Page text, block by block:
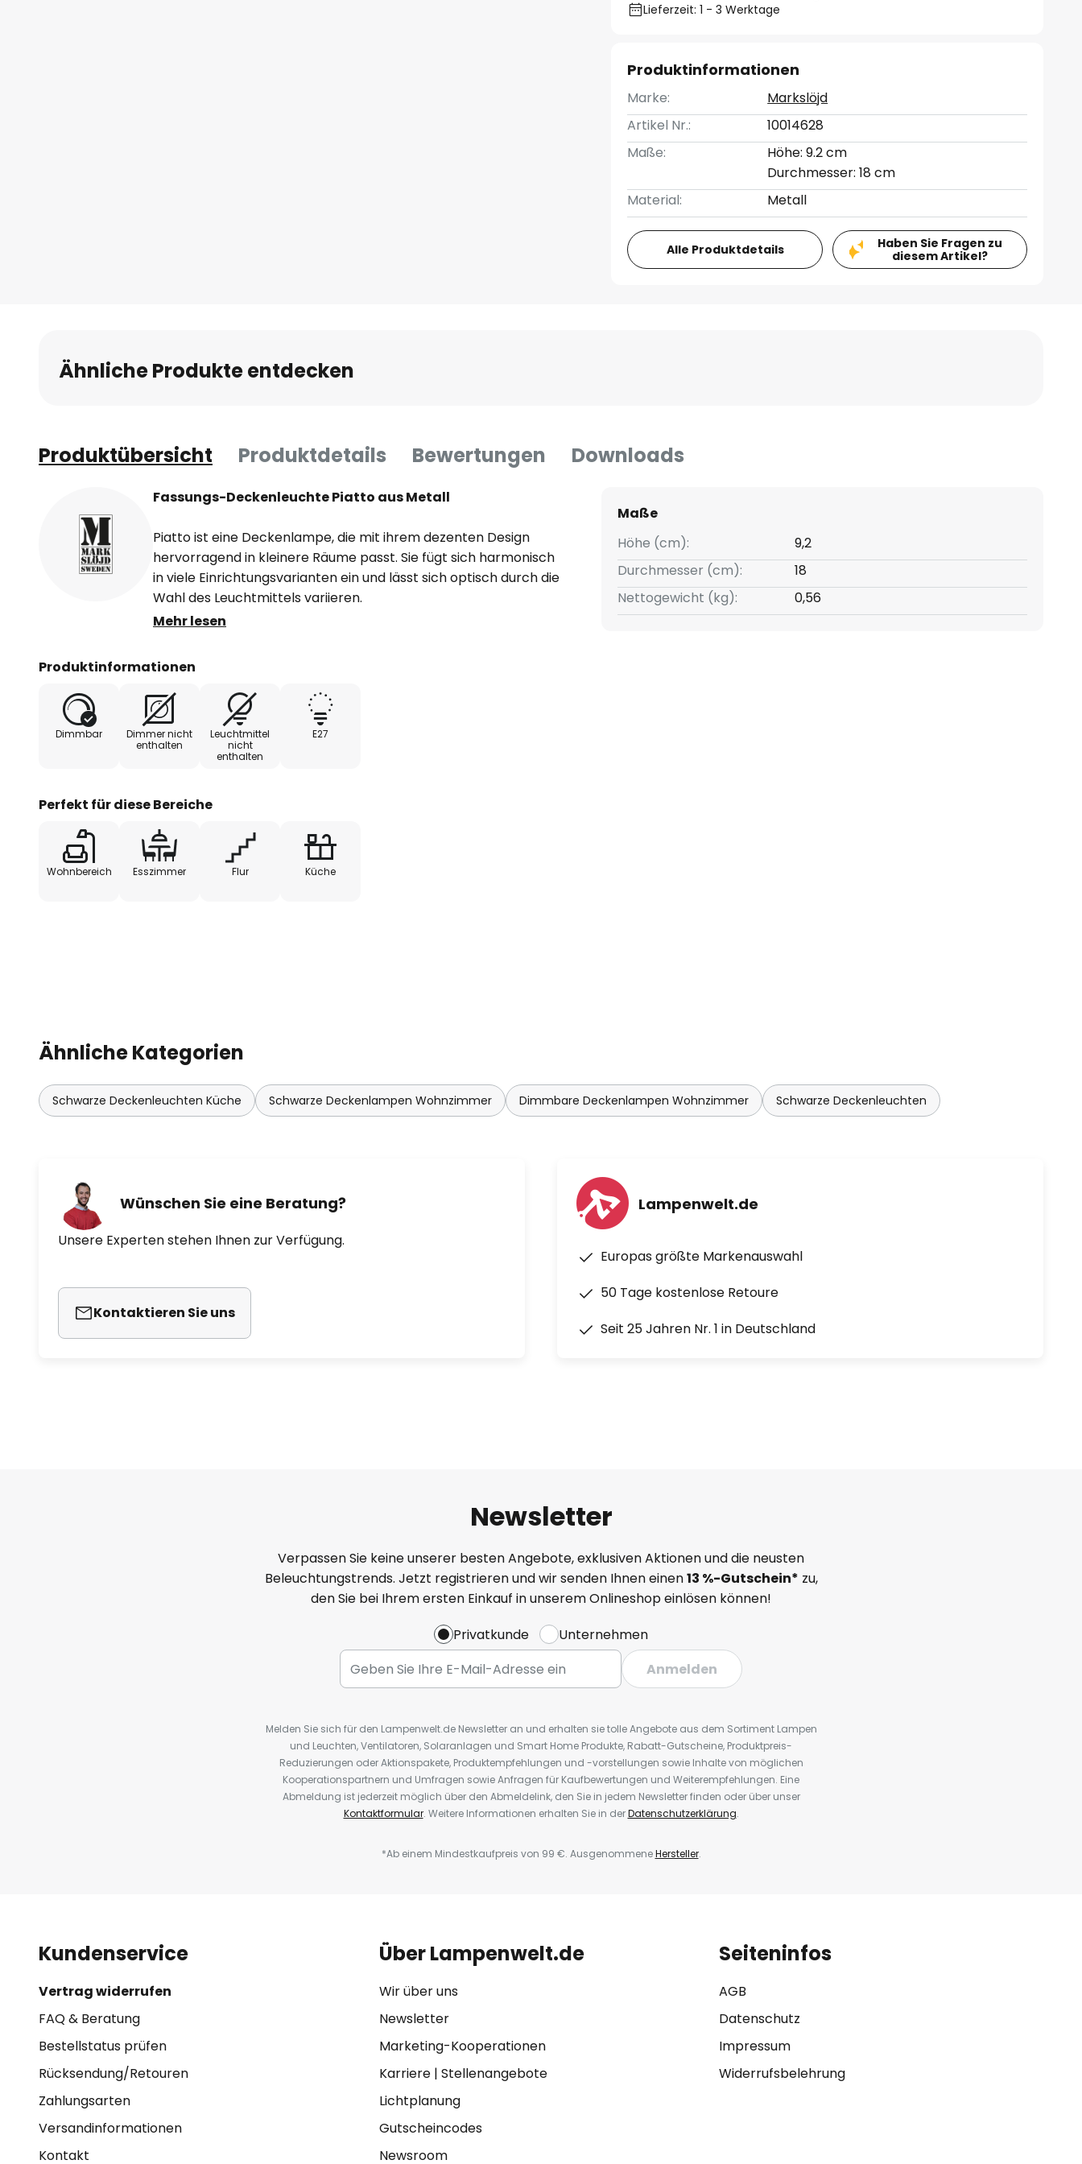
Lieferzeit: 1 - 3 Werktage
Produktinformationen
Marke:
Markslöjd
Artikel Nr.:
10014628
Maße:
Höhe: 9.2 cm
Durchmesser: 18 cm
Material:
Metall
Alle Produktdetails
Haben Sie Fragen zu
diesem Artikel?
Ähnliche Produkte entdecken
Produktübersicht Produktdetails Bewertungen Downloads
Fassungs-Deckenleuchte Piatto aus Metall
Piatto ist eine Deckenlampe, die mit ihrem dezenten Design
hervorragend in kleinere Räume passt. Sie fügt sich harmonisch
in viele Einrichtungsvarianten ein und lässt sich optisch durch die
Wahl des Leuchtmittels variieren.
Passende dekorative Leuchtmittel können über das Zubehör
Die Deckenleuchte Piatto sorgt für eine nach allen Seiten
Schlafzimmer sowie in der Diele oder im Flur.
Mehr lesen
Produktinformationen
Dimmbar
Dimmer nicht
enthalten
Leuchtmittel
nicht
enthalten
E27
Perfekt für diese Bereiche
Wohnbereich Esszimmer Flur Küche
Maße
Höhe (cm):
9,2
Durchmesser (cm):
18
Nettogewicht (kg):
0,56
Ähnliche Kategorien
Schwarze Deckenleuchten Küche Schwarze Deckenlampen Wohnzimmer Dimmbare Deckenlampen Wohnzimmer Schwarze Deckenleuchten
Wünschen Sie eine Beratung?
Unsere Experten stehen Ihnen zur Verfügung.
Kontaktieren Sie uns
Lampenwelt.de
Europas größte Markenauswahl
50 Tage kostenlose Retoure
Seit 25 Jahren Nr. 1 in Deutschland
Newsletter
Verpassen Sie keine unserer besten Angebote, exklusiven Aktionen und die neusten
Beleuchtungstrends. Jetzt registrieren und wir senden Ihnen einen13 %-Gutschein* zu,
den Sie bei Ihrem ersten Einkauf in unserem Onlineshop einlösen können!
Privatkunde
Unternehmen
Anmelden
Melden Sie sich für den Lampenwelt.de Newsletter an und erhalten sie tolle Angebote aus dem Sortiment Lampen
und Leuchten, Ventilatoren, Solaranlagen und Smart Home Produkte, Rabatt-Gutscheine, Produktpreis-
Reduzierungen oder Aktionspakete, Produktempfehlungen und -vorstellungen sowie Inhalte von möglichen
Kooperationspartnern und Umfragen sowie Anfragen für Kaufbewertungen und Weiterempfehlungen. Eine
Abmeldung ist jederzeit möglich über den Abmeldelink, den Sie in jedem Newsletter finden oder über unser
Kontaktformular. Weitere Informationen erhalten Sie in derDatenschutzerklärung.
*Ab einem Mindestkaufpreis von 99 €. AusgenommeneHersteller.
Kundenservice
Vertrag widerrufen
FAQ & Beratung
Bestellstatus prüfen
Rücksendung/Retouren
Zahlungsarten
Versandinformationen
Kontakt
Über Lampenwelt.de
Wir über uns
Newsletter
Marketing-Kooperationen
Karriere| Stellenangebote
Lichtplanung
Gutscheincodes
Newsroom
Seiteninfos
AGB
Datenschutz
Impressum
Widerrufsbelehrung